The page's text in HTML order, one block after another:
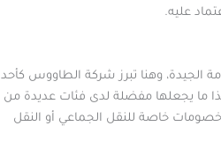
عليه.
الجيدة، وهنا تبرز شركة الطاووس كأحد
ما يجعلها مفضلة لدى فئات عديدة من
خصومات خاصة للنقل الجماعي أو النقل